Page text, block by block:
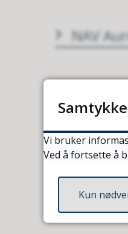
NAV
Samtykke
Vi bruker
Ved å fortsette å
Kun